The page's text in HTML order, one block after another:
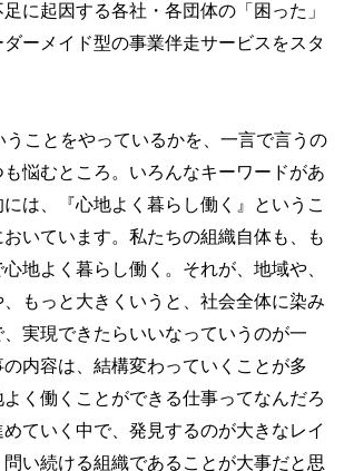
に起因する各社・各団体の「困った」
ーメイド型の事業伴走サービスをスタ
うことをやっているかを、一言で言うの
悩むところ。いろんなキーワードがあ
は、『心地よく暮らし働く』というこ
いています。私たちの組織自体も、も
地よく暮らし働く。それが、地域や、
もっと大きくいうと、社会全体に染み
実現できたらいいなっていうのが一
内容は、結構変わっていくことが多
く働くことができる仕事ってなんだろ
ていく中で、発見するのが大きなレイ
い続ける組織であることが大事だと思